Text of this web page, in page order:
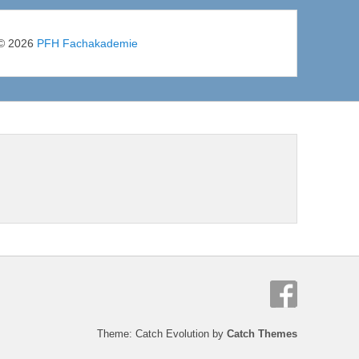
2026 PFH Fachakademie
Theme: Catch Evolution by Catch Themes